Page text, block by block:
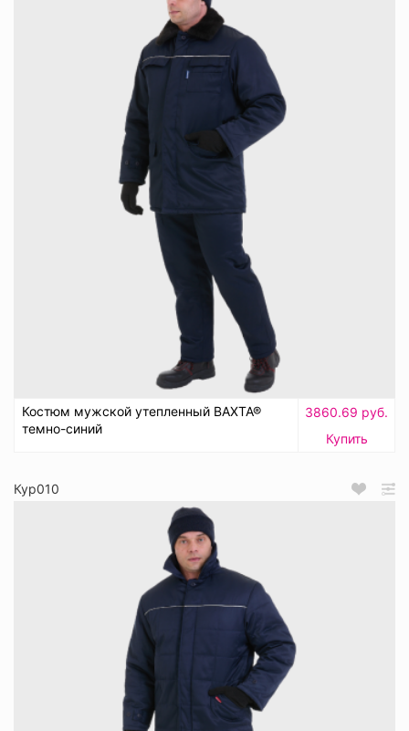
Костюм мужской утепленный ВАХТА®
темно-синий
3860.69 руб.
Купить
Кур010